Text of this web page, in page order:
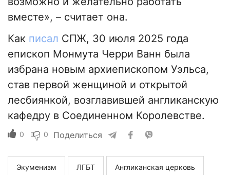
вместе», – считает она.
Как писал СПЖ, 30 июля 2025 года
епископ Монмута Черри Ванн была
избрана новым архиепископом Уэльса,
став первой женщиной и открытой
лесбиянкой, возглавившей англиканскую
кафедру в Соединенном Королевстве.
0 0 Поделиться
Экуменизм ЛГБТ Англиканская церковь